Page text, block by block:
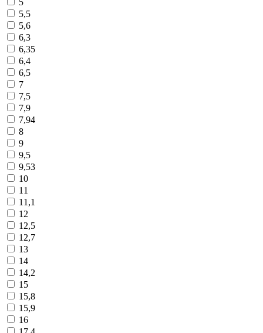
5,5
5,6
6,3
6,35
6,4
6,5
7
7,5
7,9
7,94
8
9
9,5
9,53
10
11
11,1
12
12,5
12,7
13
14
14,2
15
15,8
15,9
16